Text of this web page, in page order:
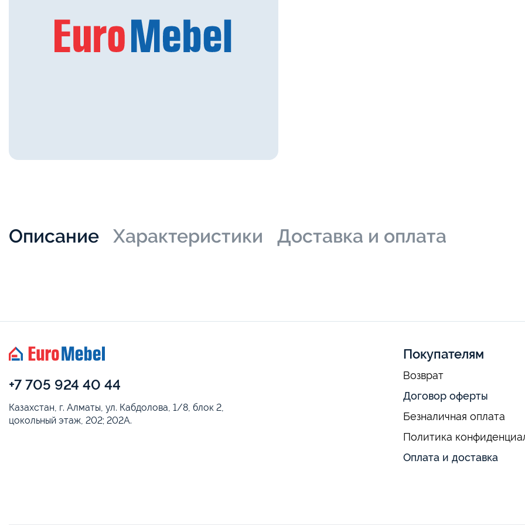
Описание Характеристики Доставка и оплата
+7 705 924 40 44
Казахстан, г. Алматы, ул. Кабдолова, 1/8, блок 2,
цокольный этаж, 202; 202А.
Покупателям
Возврат
Договор оферты
Безналичная оплата
Политика
Оплата и доставка